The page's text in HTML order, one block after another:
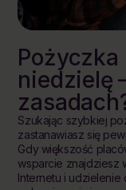
Pożyczka
niedzielę
Szukając szybkiej
zastanawiasz się
Gdy większość
wsparcie znajdziesz
Internetu i